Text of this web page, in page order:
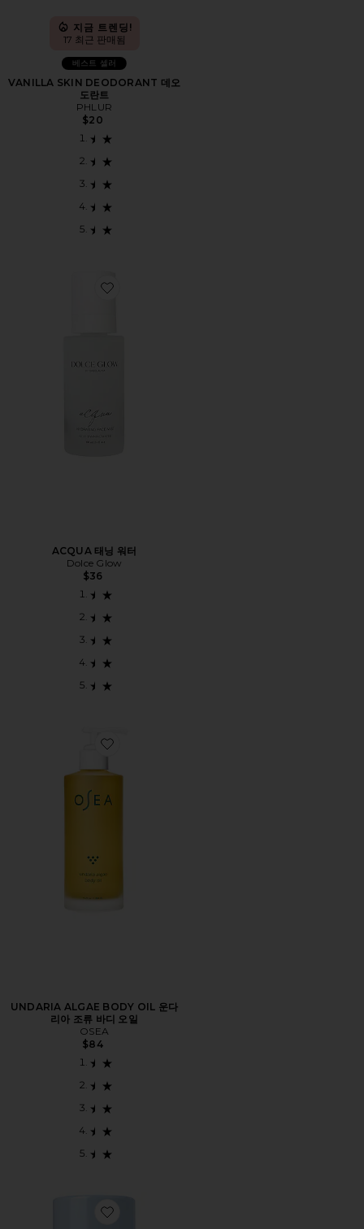
지금 트렌딩!
17 최근 판매됨
베스트 셀러
VANILLA SKIN DEODORANT 데오
도란트
PHLUR
$20
Favorite ACQUA 태닝 워터
ACQUA 태닝 워터
Dolce Glow
$36
Favorite UNDARIA ALGAE BODY OIL 운다리아 조류 바
UNDARIA ALGAE BODY OIL 운다
리아 조류 바디 오일
OSEA
$84
Favorite LILY & YUZU DEODORANT 릴리 & 유자 데오도